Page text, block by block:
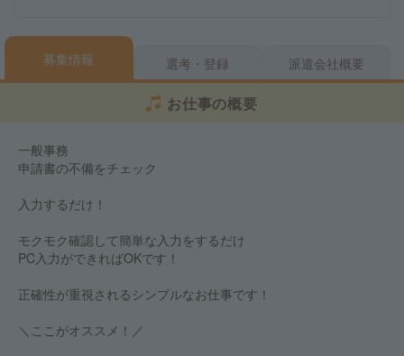
募集情報 選考・登録 派遣会社概要
お仕事の概要
一般事務
申請書の不備をチェック
入力するだけ！
モクモク確認して簡単な入力をするだけ
PC入力ができればOKです！
正確性が重視されるシンプルなお仕事です！
＼ここがオススメ！／